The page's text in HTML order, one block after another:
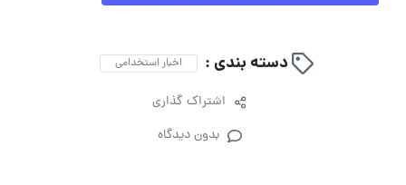
دسته بندی : اخبار استخدامی
اشتراک گذاری
بدون دیدگاه